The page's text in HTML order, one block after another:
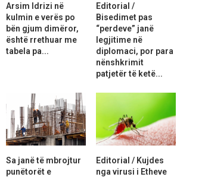
Arsim Idrizi në
kulmin e verës po
bën gjum dimëror,
është rrethuar me
tabela pa...
Editorial /
Bisedimet pas
“perdeve” janë
legjitime në
diplomaci, por para
nënshkrimit
patjetër të ketë...
Sa janë të mbrojtur
punëtorët e
Editorial / Kujdes
nga virusi i Etheve